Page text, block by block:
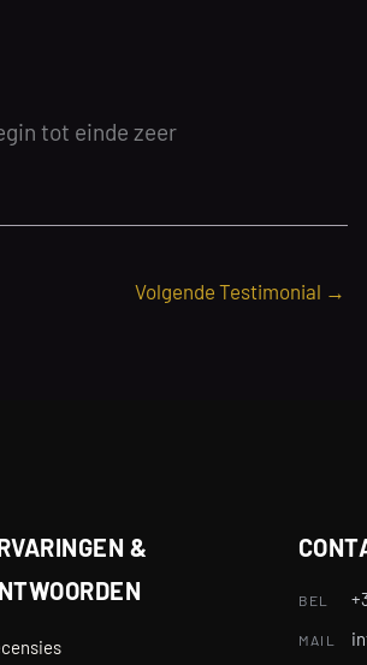
tot einde zeer
Volgende Testimonial →
&
BEL
MAIL